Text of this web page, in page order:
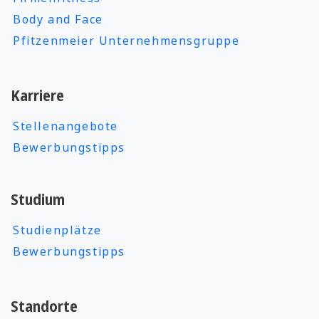
bietenviele gesundheitliche Vorteile
28.04.2020
Gesundheit
Body and Face
Pfitzenmeier Unternehmensgruppe
Karriere
Stellenangebote
Bewerbungstipps
Studium
Studienplätze
Bewerbungstipps
Standorte